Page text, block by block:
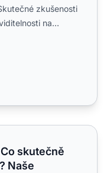
zkušenosti
na
funguje pro AI
skutečně
Naše